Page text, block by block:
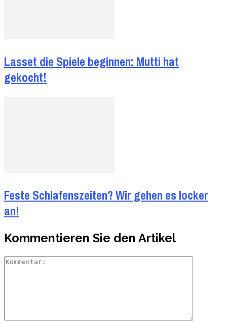
Lasset die Spiele beginnen: Mutti hat
gekocht!
Feste Schlafenszeiten? Wir gehen es locker
an!
Kommentieren Sie den Artikel